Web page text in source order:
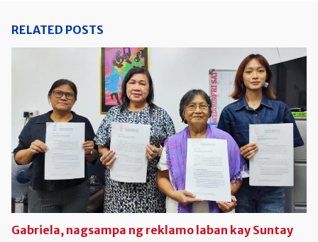
RELATED POSTS
Gabriela, nagsampa ng reklamo laban kay Suntay